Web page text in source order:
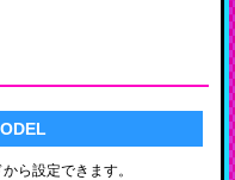
ら設定できます。